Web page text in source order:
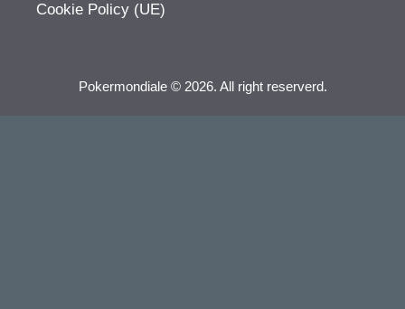
Cookie Policy (UE)
Pokermondiale © 2026. All right reserverd.